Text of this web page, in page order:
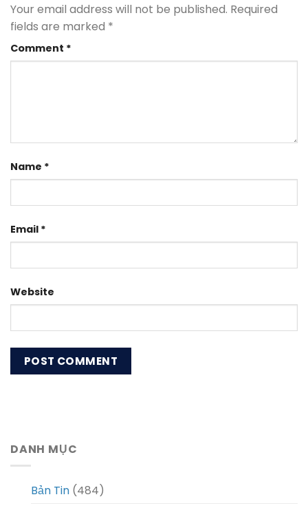
Your email address will not be published. Required
fields are marked *
Comment *
Name *
Email *
Website
DANH MỤC
Bản Tin (484)